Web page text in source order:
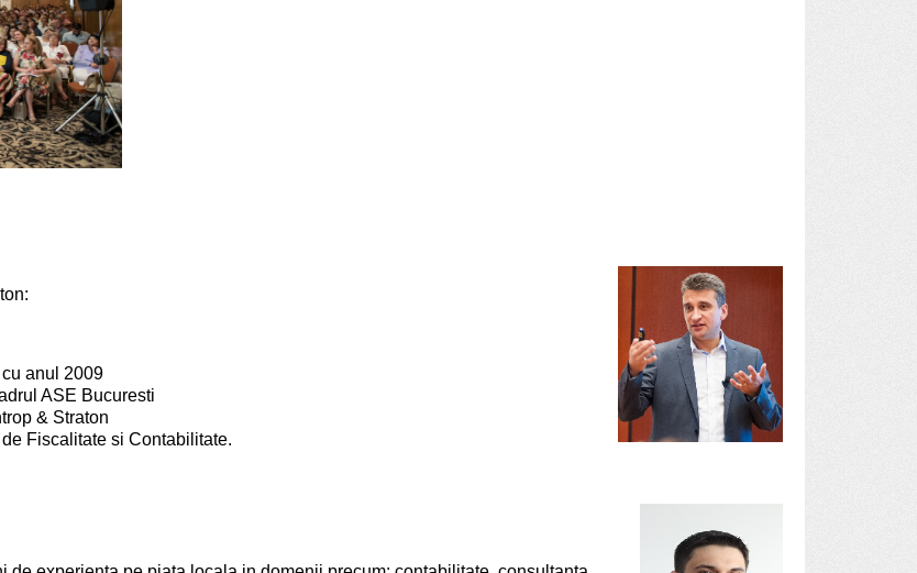
anul 2009
ASE Bucuresti
& Straton
Fiscalitate si Contabilitate.